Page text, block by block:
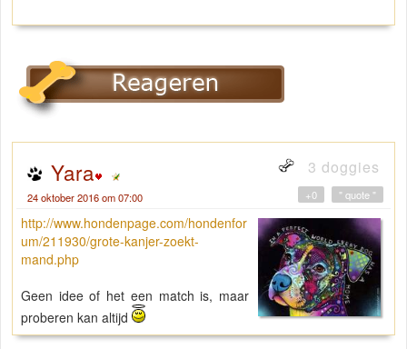
Yara 3 doggies
24 oktober 2016 om 07:00 " quote "
+0
http://www.hondenpage.com/hondenfor
um/211930/grote-kanjer-zoekt-
mand.php
Geen idee of het een match is, maar
proberen kan altijd